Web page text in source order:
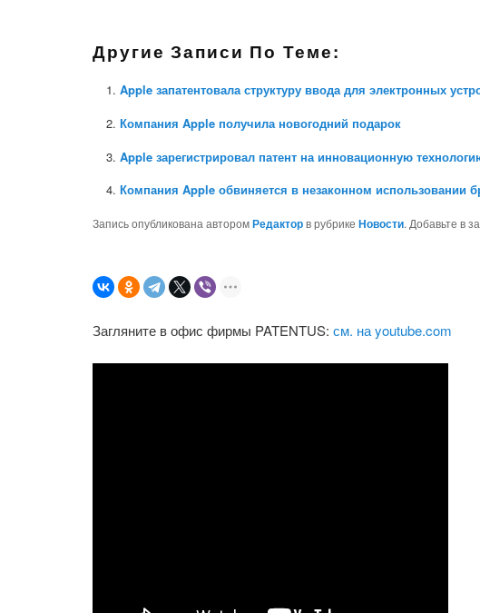
Другие Записи По Теме:
Apple запатентовала структуру ввода для электронных
Компания Apple получила новогодний подарок
Apple зарегистрировал патент на инновационную
Компания Apple обвиняется в незаконном использовании
Запись опубликована авторомРедакторв рубрикеНовости. Добавьте в
Загляните в офис фирмы PATENTUS:см. на youtube.com